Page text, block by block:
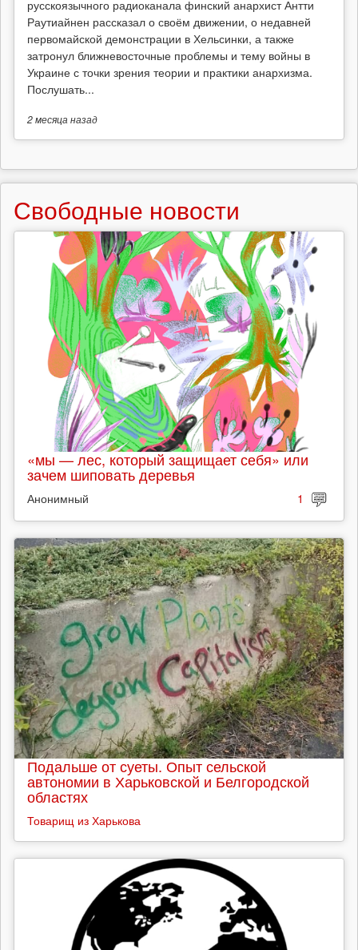
русскоязычного радиоканала финский анархист Антти
Раутиайнен рассказал о своём движении, о недавней
первомайской демонстрации в Хельсинки, а также
затронул ближневосточные проблемы и тему войны в
Украине с точки зрения теории и практики анархизма.
Послушать...
2 месяцаназад
Свободные новости
«мы — лес, который защищает себя» или
зачем шиповать деревья
Анонимный 1
Подальше от суеты. Опыт сельской
автономии в Харьковской и Белгородской
областях
Товарищ из Харькова